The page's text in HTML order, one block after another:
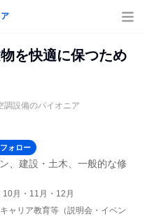
を快適に保つため
調設備のパイオニア
ォロー
、建設・土木、一般的な修
月・11月・12月
ャリア教育等（説明会・イベン